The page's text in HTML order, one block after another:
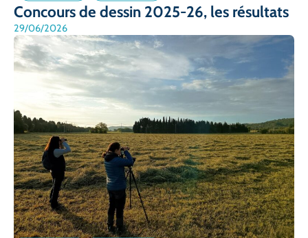
Concours de dessin 2025-26, les résultats
29/06/2026